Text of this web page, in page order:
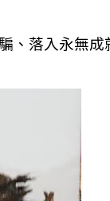
、落入永無